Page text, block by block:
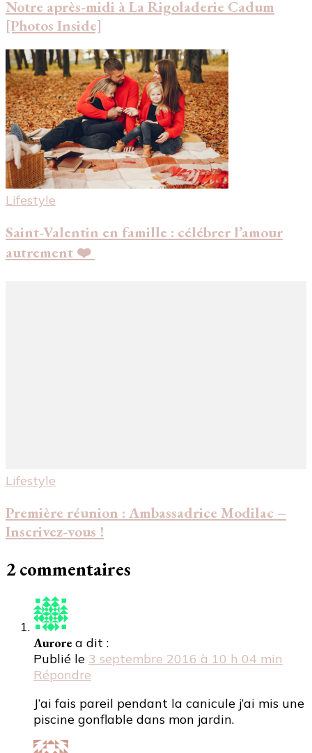
Notre après-midi à La Rigoladerie Cadum
[Photos Inside]
Lifestyle
Saint-Valentin en famille : célébrer l’amour
autrement ❤️
Lifestyle
Première réunion : Ambassadrice Modilac –
Inscrivez-vous !
2 commentaires
Aurore a dit :
Publié le 3 septembre 2016 à 10 h 04 min
Répondre
J’ai fais pareil pendant la canicule j’ai mis une
piscine gonflable dans mon jardin.